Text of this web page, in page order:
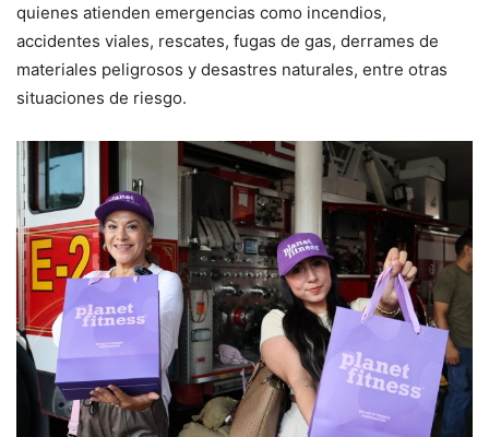
quienes atienden emergencias como incendios,
accidentes viales, rescates, fugas de gas, derrames de
materiales peligrosos y desastres naturales, entre otras
situaciones de riesgo.